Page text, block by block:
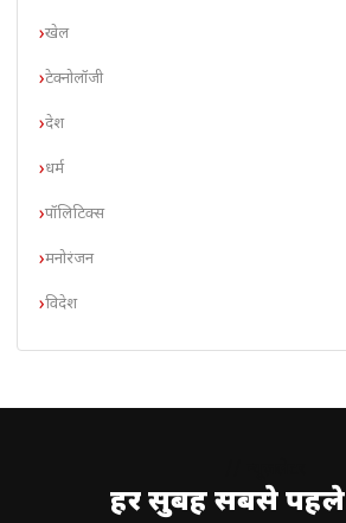
खेल
टेक्नोलॉजी
देश
धर्म
पॉलिटिक्स
मनोरंजन
विदेश
हर सुबह सबसे पहले